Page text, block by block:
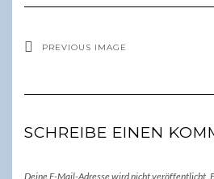
PREVIOUS IMAGE
SCHREIBE EINEN
Deine E-Mail-Adresse wird nicht veröffentlicht.